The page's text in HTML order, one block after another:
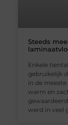
Steeds
Enkele
gebruikelijk
in de
warm en
werd in veel